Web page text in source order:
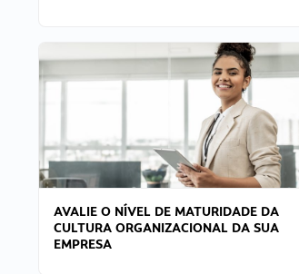
AVALIE O NÍVEL DE MATURIDADE DA
CULTURA ORGANIZACIONAL DA SUA
EMPRESA